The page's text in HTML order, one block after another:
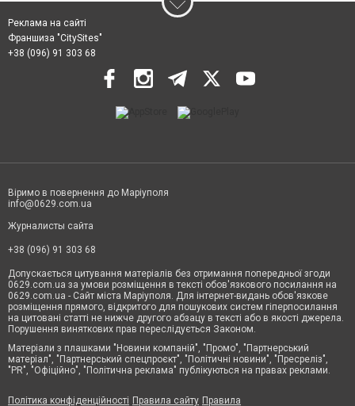
Реклама на сайті
Франшиза "CitySites"
+38 (096) 91 303 68
Віримо в повернення до Маріуполя
info@0629.com.ua
Журналисты сайта
+38 (096) 91 303 68
Допускається цитування матеріалів без отримання попередньої згоди
0629.com.ua за умови розміщення в тексті обов'язкового посилання на
0629.com.ua - Сайт міста Маріуполя. Для інтернет-видань обов'язкове
розміщення прямого, відкритого для пошукових систем гіперпосилання
на цитовані статті не нижче другого абзацу в тексті або в якості джерела.
Порушення виняткових прав переслідується Законом.
Матеріали з плашками "Новини компаній", "Промо", "Партнерський
матеріал", "Партнерський спецпроєкт", "Політичні новини", "Пресреліз",
"PR", "Офіційно", "Політична реклама" публікуються на правах реклами.
Політика конфіденційності Правила сайту Правила